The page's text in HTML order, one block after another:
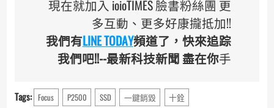
現在就加入 ioioTIMES 臉書粉絲團 更
多互動、更多好康攏抵加!!
我們有LINE TODAY頻道了，快來追踪
我們吧!!--最新科技新聞 盡在你手
Tags: Focus P2500 SSD 一鍵銷毀 十銓